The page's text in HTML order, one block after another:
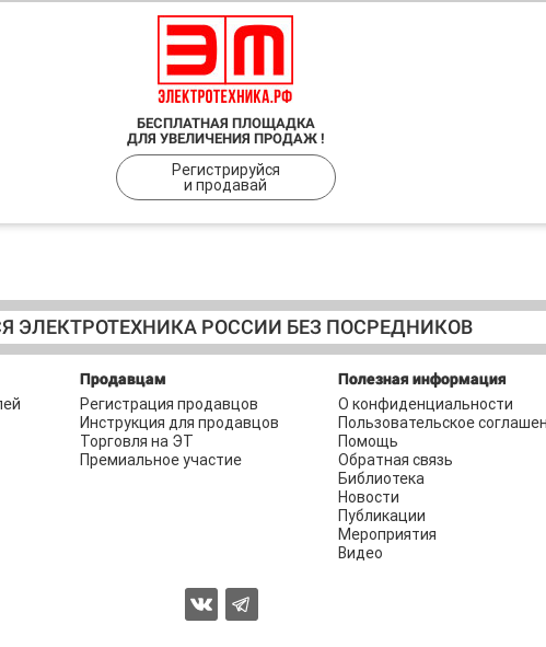
БЕСПЛАТНАЯ ПЛОЩАДКА
ДЛЯ УВЕЛИЧЕНИЯ ПРОДАЖ !
Регистрируйся
и продавай
ЭЛЕКТРОТЕХНИКА РОССИИ БЕЗ ПОСРЕДНИКОВ
Продавцам
Регистрация продавцов
Инструкция для продавцов
Торговля на ЭТ
Премиальное участие
Полезная информация
О конфиденциальности
Пользовательское
Помощь
Обратная связь
Библиотека
Новости
Публикации
Мероприятия
Видео